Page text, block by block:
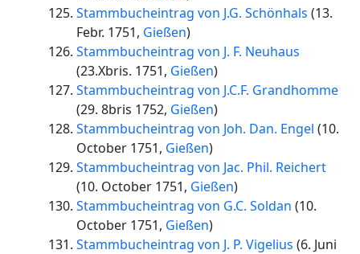
Stammbucheintrag von J.G. Schönhals (13.
Febr. 1751, Gießen)
Stammbucheintrag von J. F. Neuhaus
(23.Xbris. 1751, Gießen)
Stammbucheintrag von J.C.F. Grandhomme
(29. 8bris 1752, Gießen)
Stammbucheintrag von Joh. Dan. Engel (10.
October 1751, Gießen)
Stammbucheintrag von Jac. Phil. Reichert
(10. October 1751, Gießen)
Stammbucheintrag von G.C. Soldan (10.
October 1751, Gießen)
Stammbucheintrag von J. P. Vigelius (6. Juni